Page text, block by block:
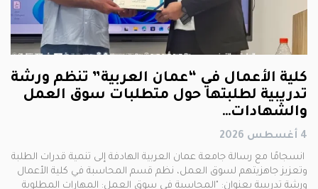
كلية الأعمال في “عمان العربية” تنظم ورشة
تدريبية لطلبتها حول متطلبات سوق العمل
والشهادات…
4 أغسطس 2026
انسجامًا مع رسالة جامعة عمان العربية الهادفة إلى تنمية قدرات الطلبة
وتعزيز جاهزيتهم لسوق العمل، نظم قسم المحاسبة في كلية الأعمال
ورشة تدريبية بعنوان: "المحاسبة في سوق العمل: المهارات المطلوبة